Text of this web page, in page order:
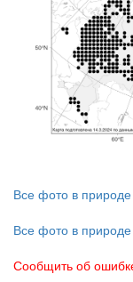
Все фото в природе
Все фото в природе
Сообщить об